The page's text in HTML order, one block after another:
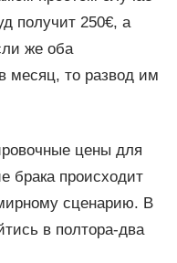
получит 250€, а
же оба
месяц, то развод им
цены для
брака происходит
сценарию. В
в полтора-два